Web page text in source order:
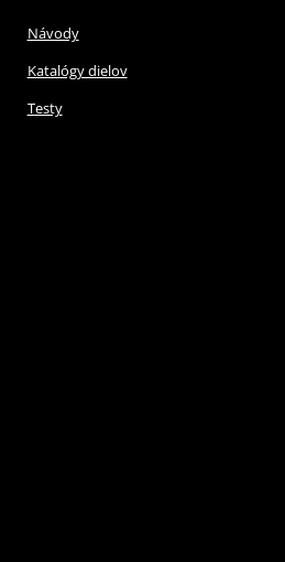
Návody
Katalógy dielov
Testy